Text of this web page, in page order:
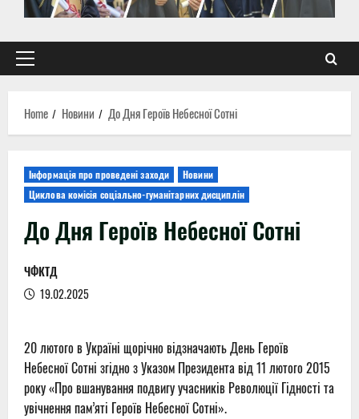
Primary
Home
Новини До Дня Героїв Небесної Сотні
Інформація про проведені заходи
Новини
Циклова комісія соціально-гуманітарних дисциплін
До Дня Героїв Небесної Сотні
ЧФКТД
19.02.2025
20 лютого в Україні щорічно відзначають День Героїв
Небесної Сотні згідно з Указом Президента від 11 лютого 2015
року «Про вшанування подвигу учасників Революції Гідності та
увічнення пам’яті Героїв Небесної Сотні».